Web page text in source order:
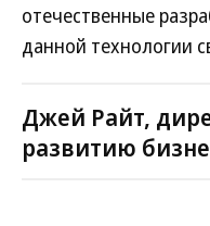
отечественные
данной технологии
Джей Райт,
развитию